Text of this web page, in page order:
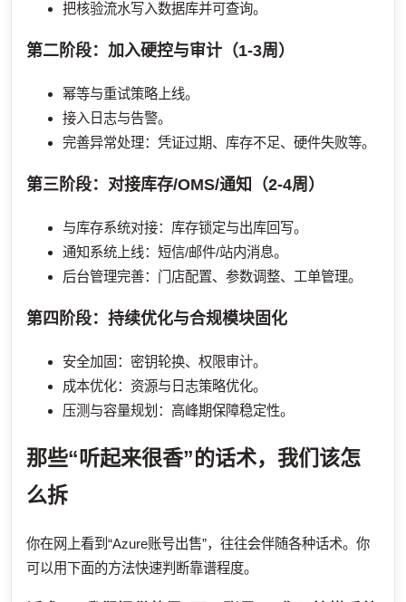
把核验流水写入数据库并可查询。
第二阶段：加入硬控与审计（1-3周）
幂等与重试策略上线。
接入日志与告警。
完善异常处理：凭证过期、库存不足、硬件失败等。
第三阶段：对接库存/OMS/通知（2-4周）
与库存系统对接：库存锁定与出库回写。
通知系统上线：短信/邮件/站内消息。
后台管理完善：门店配置、参数调整、工单管理。
第四阶段：持续优化与合规模块固化
安全加固：密钥轮换、权限审计。
成本优化：资源与日志策略优化。
压测与容量规划：高峰期保障稳定性。
那些“听起来很香”的话术，我们该怎
么拆
你在网上看到“Azure账号出售”，往往会伴随各种话术。你
可以用下面的方法快速判断靠谱程度。